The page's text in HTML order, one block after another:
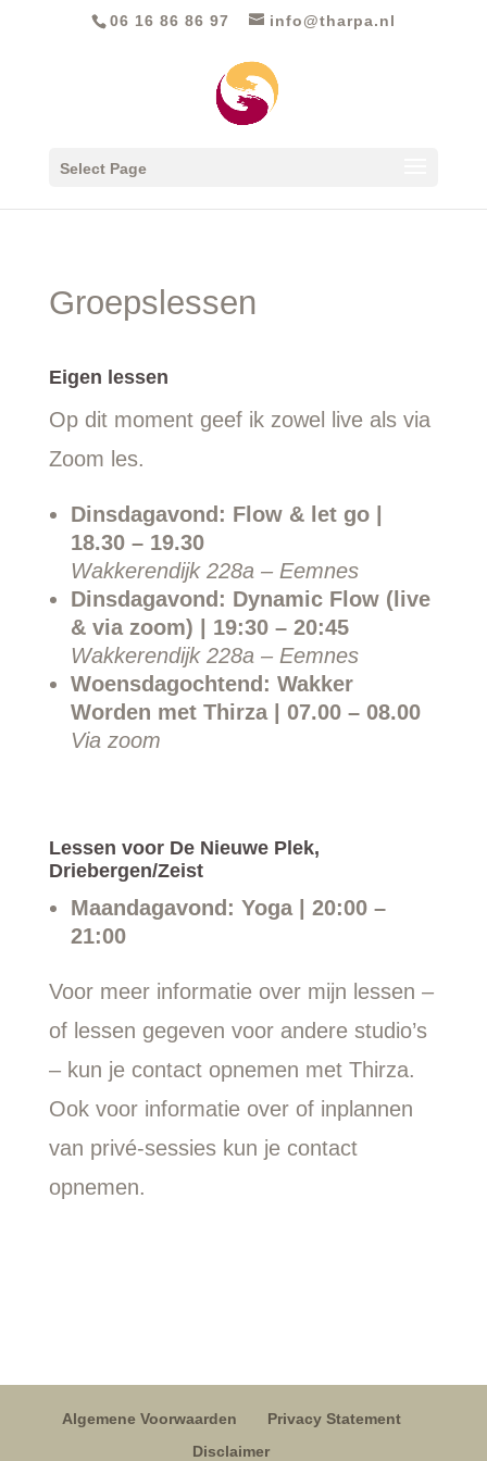
06 16 86 86 97‬ info@tharpa.nl
Select Page
Groepslessen
Eigen lessen
Op dit moment geef ik zowel live als via
Zoom les.
Dinsdagavond: Flow & let go |
18.30 – 19.30
Wakkerendijk 228a – Eemnes
Dinsdagavond: Dynamic Flow (live
& via zoom) | 19:30 – 20:45
Wakkerendijk 228a – Eemnes
Woensdagochtend: Wakker
Worden met Thirza | 07.00 – 08.00
Via zoom
Lessen voor De Nieuwe Plek,
Driebergen/Zeist
Maandagavond: Yoga | 20:00 –
21:00
Voor meer informatie over mijn lessen –
of lessen gegeven voor andere studio’s
– kun je contact opnemen met Thirza.
Ook voor informatie over of inplannen
van privé-sessies kun je contact
opnemen.
Algemene Voorwaarden
Privacy Statement
Disclaimer